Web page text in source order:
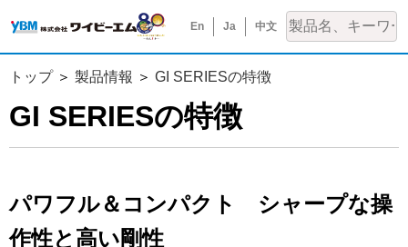
En Ja 中文
トップ 製品情報 GI SERIESの特徴
GI SERIESの特徴
パワフル＆コンパクト シャープな操
作性と高い剛性